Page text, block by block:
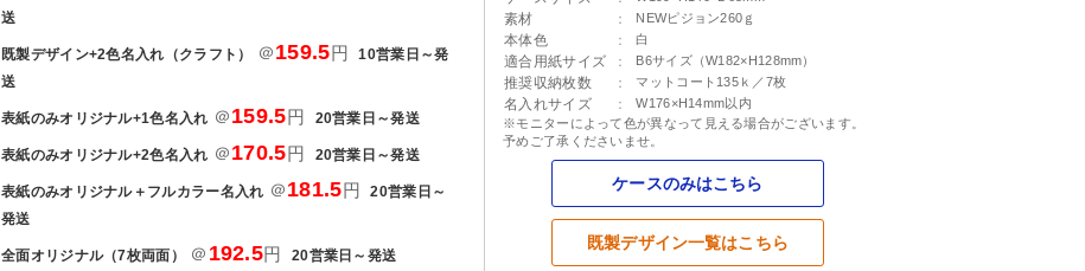
送
既製デザイン+2色名入れ（クラフト） ＠159.5円10営業日～発
送
表紙のみオリジナル+1色名入れ ＠159.5円 20営業日～発送
表紙のみオリジナル+2色名入れ ＠170.5円 20営業日～発送
表紙のみオリジナル＋フルカラー名入れ ＠181.5円20営業日～
発送
全面オリジナル（7枚両面） ＠ 192.5円 20営業日～発送
素材 ： NEWピジョン260ｇ
本体色 ： 白
適合用紙サイズ ： B6サイズ（W182×H128mm）
推奨収納枚数 ： マットコート135ｋ／7枚
名入れサイズ ：
W176×H14mm以内
※モニターによって色が異なって見える場合がございます。
予めご了承くださいませ。
ケースのみはこちら
既製デザイン一覧はこちら